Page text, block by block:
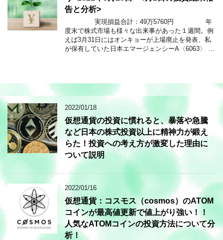
告と分析>
実現損益合計：49万5760円 年
度末で株式市場も様々な出来事があった１週間。例
えば3月31日にはオンキョーが上場廃止を発表、私
が保有していた日本エマージェンシーA〈6063〉 …
2022/01/18
仮想通貨の投資に慣れると、暴落や急騰
など日本の株式投資以上に精神力が鍛え
らた！投資への考え方が激変した理由に
ついて説明
2022/01/16
仮想通貨：コスモス（cosmos）のATOM
コインが最高値更新で値上がり強い！！
人気なATOMコインの投資方法について分
析！